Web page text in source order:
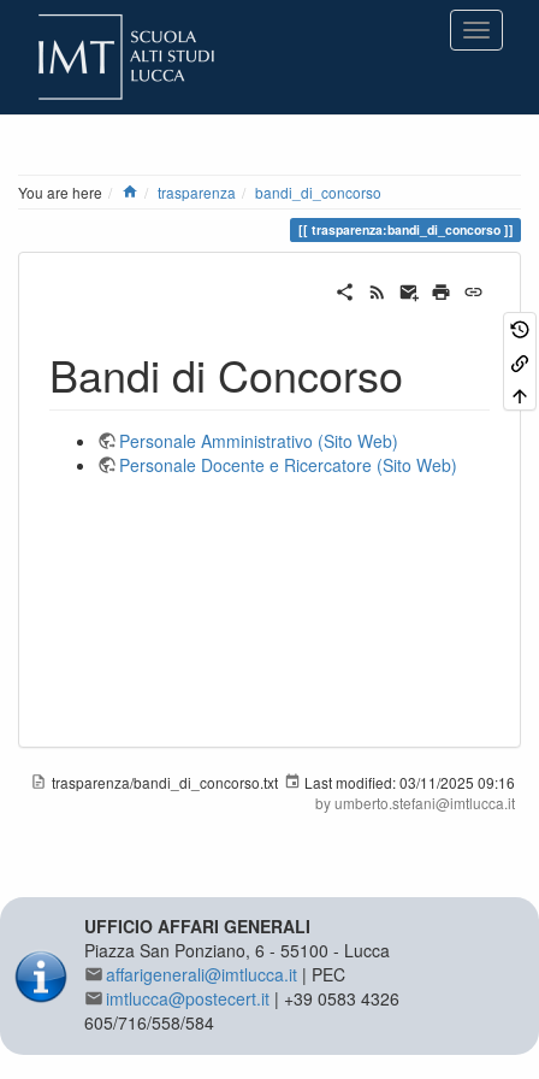
You are here Home
trasparenza bandi_di_concorso
trasparenza:bandi_di_concorso
Bandi di Concorso
Personale Amministrativo (Sito Web)
Personale Docente e Ricercatore (Sito Web)
trasparenza/bandi_di_concorso.txt Last modified:03/11/2025 09:16
byumberto.stefani@imtlucca.it
UFFICIO AFFARI GENERALI
Piazza San Ponziano, 6 - 55100 - Lucca
affarigenerali@imtlucca.it | PEC
imtlucca@postecert.it | +39 0583 4326
605/716/558/584